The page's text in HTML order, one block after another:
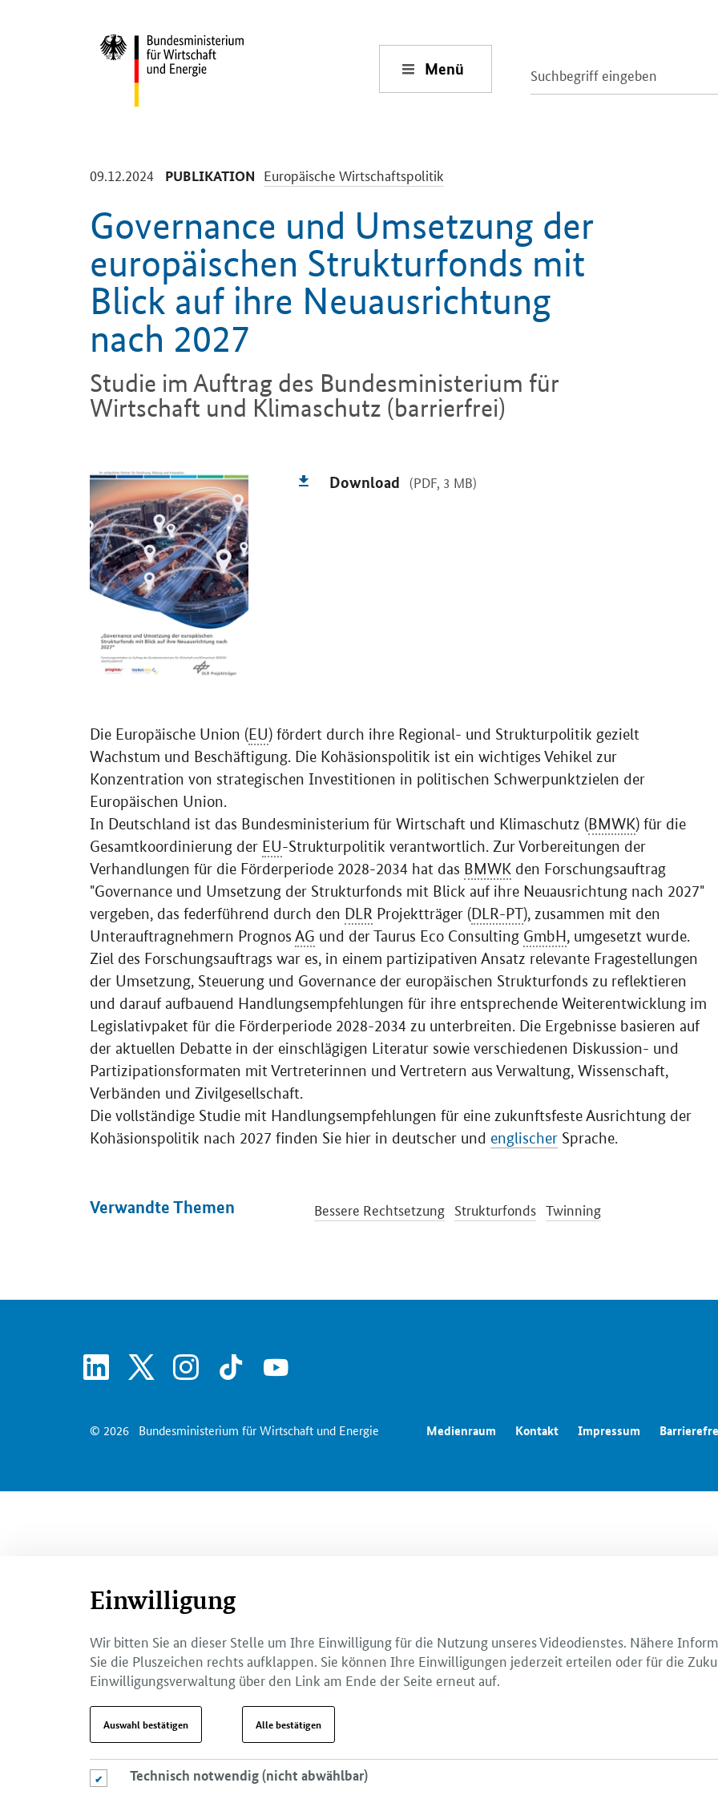
Menü
09.12.2024 -
PUBLIKATION -
Europäische Wirtschaftspolitik
Governance und Umsetzung der
europäischen Strukturfonds mit
Blick auf ihre Neuausrichtung
nach 2027
Studie im Auftrag des Bundesministerium für
Wirtschaft und Klimaschutz (barrierfrei)
Download (PDF, 3 MB)
Die Europäische Union (EU) fördert durch ihre Regional- und Strukturpolitik gezielt
Wachstum und Beschäftigung. Die Kohäsionspolitik ist ein wichtiges Vehikel zur
Konzentration von strategischen Investitionen in politischen Schwerpunktzielen der
Europäischen Union.
In Deutschland ist das Bundesministerium für Wirtschaft und Klimaschutz (BMWK) für die
Gesamtkoordinierung der EU-Strukturpolitik verantwortlich. Zur Vorbereitungen der
Verhandlungen für die Förderperiode 2028-2034 hat das BMWK den Forschungsauftrag
"Governance und Umsetzung der Strukturfonds mit Blick auf ihre Neuausrichtung nach 2027"
vergeben, das federführend durch den DLR Projektträger (DLR-PT), zusammen mit den
Unterauftragnehmern Prognos AG und der Taurus Eco Consulting GmbH, umgesetzt wurde.
Ziel des Forschungsauftrags war es, in einem partizipativen Ansatz relevante Fragestellungen
der Umsetzung, Steuerung und Governance der europäischen Strukturfonds zu reflektieren
und darauf aufbauend Handlungsempfehlungen für ihre entsprechende Weiterentwicklung im
Legislativpaket für die Förderperiode 2028-2034 zu unterbreiten. Die Ergebnisse basieren auf
der aktuellen Debatte in der einschlägigen Literatur sowie verschiedenen Diskussion- und
Partizipationsformaten mit Vertreterinnen und Vertretern aus Verwaltung, Wissenschaft,
Verbänden und Zivilgesellschaft.
Die vollständige Studie mit Handlungsempfehlungen für eine zukunftsfeste Ausrichtung der
Kohäsionspolitik nach 2027 finden Sie hier in deutscher und englischer Sprache.
Verwandte Themen Bessere Rechtsetzung Strukturfonds Twinning
linkedin instagram tiktok youtube
© 2026 Bundesministerium für Wirtschaft und Energie Medienraum Kontakt Impressum
Einwilligung
Wir bitten Sie an dieser Stelle um Ihre Einwilligung für die Nutzung unseres Videodienstes. Nähere
Sie die Pluszeichen rechts aufklappen. Sie können Ihre Einwilligungen jederzeit erteilen oder für die
Einwilligungsverwaltung über den Link am Ende der Seite erneut auf.
Auswahl bestätigen Alle bestätigen
Technisch notwendig (nicht abwählbar)
Technisch notwendig (nicht abwählbar)